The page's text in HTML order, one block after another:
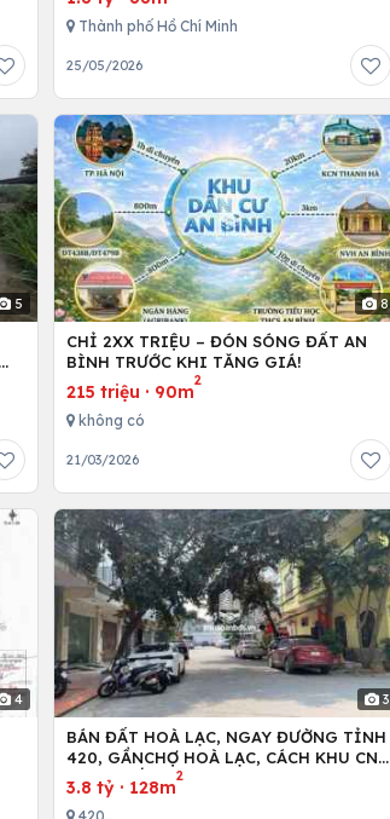
Thành phố Hồ Chí Minh
25/05/2026
5 8
CHỈ 2XX TRIỆU – ĐÓN SÓNG ĐẤT AN
BÌNH TRƯỚC KHI TĂNG GIÁ!
215 triệu · 90m
2
không có
21/03/2026
4 3
BÁN ĐẤT HOÀ LẠC, NGAY ĐƯỜNG TỈNH
420, GẦNCHỢ HOÀ LẠC, CÁCH KHU CNC
600M, ĐỐI DIỆN FPT,ĐHQG
3.8 tỷ · 128m
2